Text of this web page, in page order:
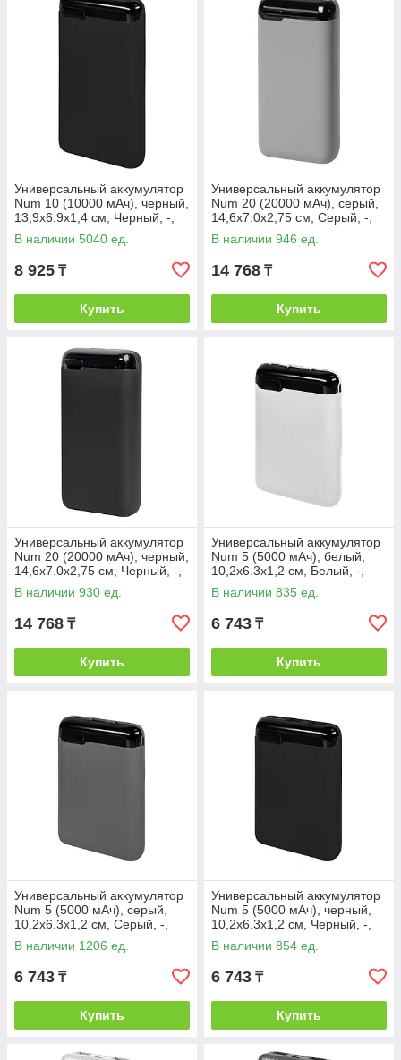
Универсальный аккумулятор
Num 10 (10000 мАч), черный,
13,9х6.9х1,4 см, Черный, -,
37171 35
В наличии 5040 ед.
8 925 ₸
Купить
Универсальный аккумулятор
Num 20 (20000 мАч), серый,
14,6х7.0х2,75 см, Серый, -,
37177 29
В наличии 946 ед.
14 768 ₸
Купить
Универсальный аккумулятор
Num 20 (20000 мАч), черный,
14,6х7.0х2,75 см, Черный, -,
37177 35
В наличии 930 ед.
14 768 ₸
Купить
Универсальный аккумулятор
Num 5 (5000 мАч), белый,
10,2х6.3х1,2 см, Белый, -,
37168 01
В наличии 835 ед.
6 743 ₸
Купить
Универсальный аккумулятор
Num 5 (5000 мАч), серый,
10,2х6.3х1,2 см, Серый, -,
37168 29
В наличии 1206 ед.
6 743 ₸
Купить
Универсальный аккумулятор
Num 5 (5000 мАч), черный,
10,2х6.3х1,2 см, Черный, -,
37168 35
В наличии 854 ед.
6 743 ₸
Купить